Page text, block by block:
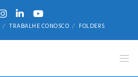
TRABALHE CONOSCO FOLDERS